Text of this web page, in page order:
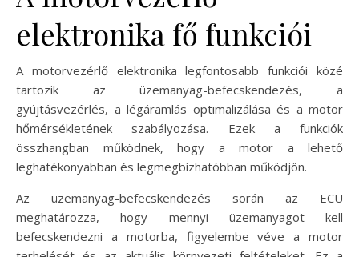
elektronika fő funkciói
A motorvezérlő elektronika legfontosabb funkciói közé
tartozik az üzemanyag-befecskendezés, a
gyújtásvezérlés, a légáramlás optimalizálása és a motor
hőmérsékletének szabályozása. Ezek a funkciók
összhangban működnek, hogy a motor a lehető
leghatékonyabban és legmegbízhatóbban működjön.
Az üzemanyag-befecskendezés során az ECU
meghatározza, hogy mennyi üzemanyagot kell
befecskendezni a motorba, figyelembe véve a motor